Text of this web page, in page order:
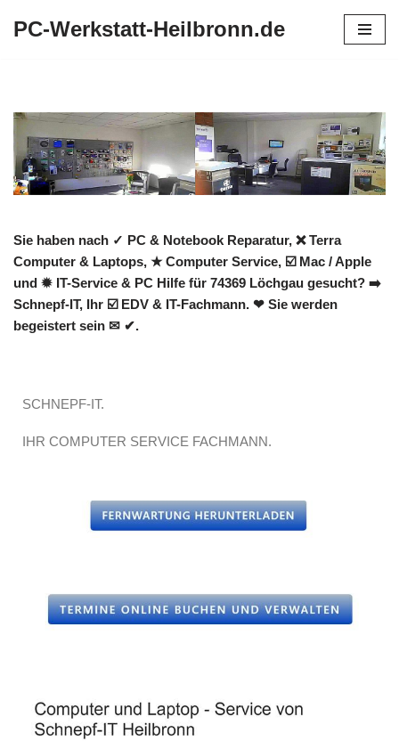
PC-Werkstatt-Heilbronn.de
Sie haben nach ✓ PC & Notebook Reparatur, ❌ Terra
Computer & Laptops, ★ Computer Service, ☑️ Mac / Apple
und ✹ IT-Service & PC Hilfe für 74369 Löchgau gesucht? ➡️
Schnepf-IT, Ihr ☑️ EDV & IT-Fachmann. ❤ Sie werden
begeistert sein ✉ ✔.
SCHNEPF-IT.
IHR COMPUTER SERVICE FACHMANN.